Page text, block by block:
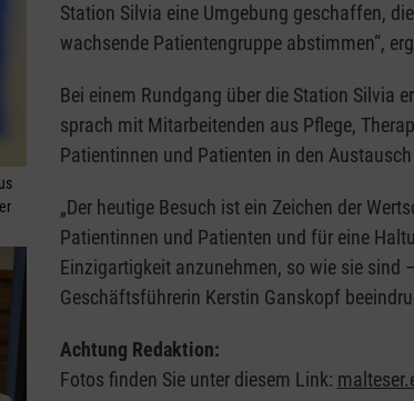
Station Silvia eine Umgebung geschaffen,
wachsende Patientengruppe abstimmen“,
Bei einem Rundgang über die Station Silvia
sprach mit Mitarbeitenden aus Pflege,
Patientinnen und Patienten in den
„Der heutige Besuch ist ein Zeichen der
Patientinnen und Patienten und für eine
Einzigartigkeit anzunehmen, so wie sie sind
Geschäftsführerin Kerstin Ganskopf
Achtung Redaktion:
Fotos finden Sie unter diesem Link: